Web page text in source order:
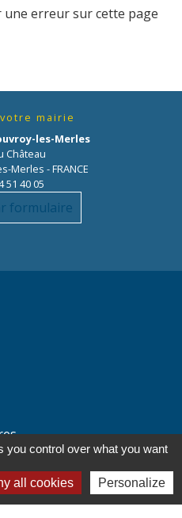
une erreur sur cette page
mairie
les-Merles
Château
Merles - FRANCE
51 40 05
formulaire
you control over what you want
all cookies Personalize